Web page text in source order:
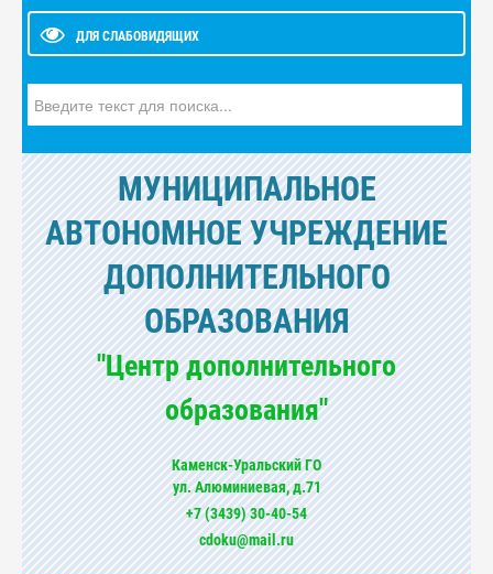
ДЛЯ СЛАБОВИДЯЩИХ
МУНИЦИПАЛЬНОЕ
АВТОНОМНОЕ УЧРЕЖДЕНИЕ
ДОПОЛНИТЕЛЬНОГО
ОБРАЗОВАНИЯ
"Центр дополнительного
образования"
Каменск-Уральский ГО
ул. Алюминиевая, д.71
+7 (3439) 30-40-54
cdoku@mail.ru